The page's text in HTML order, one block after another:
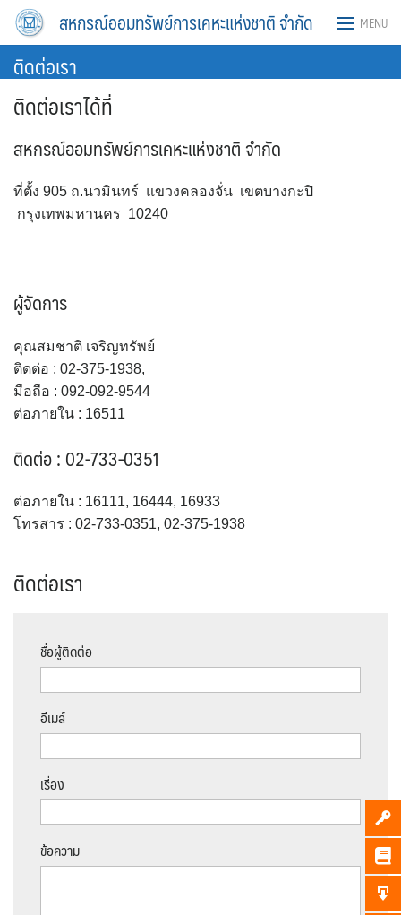
สหกรณ์ออมทรัพย์การเคหะแห่งชาติ จำกัด MENU
ติดต่อเรา
ติดต่อเราได้ที่
สหกรณ์ออมทรัพย์การเคหะแห่งชาติ จำกัด
ที่ตั้ง 905 ถ.นวมินทร์ แขวงคลองจั่น เขตบางกะปิ
กรุงเทพมหานคร 10240
ผู้จัดการ
คุณสมชาติ เจริญทรัพย์
ติดต่อ : 02-375-1938,
มือถือ : 092-092-9544
ต่อภายใน : 16511
ติดต่อ : 02-733-0351
ต่อภายใน : 16111, 16444, 16933
โทรสาร : 02-733-0351, 02-375-1938
ติดต่อเรา
ชื่อผู้ติดต่อ
อีเมล์
เรื่อง
ข้อความ